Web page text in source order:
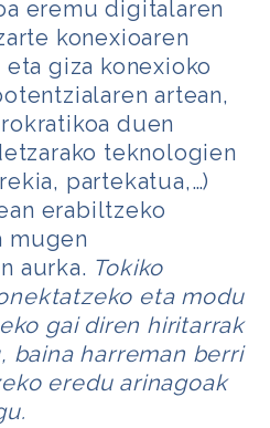
eremu digitalaren
konexioaren
giza konexioko
artean,
duen
teknologien
partekatua,…)
erabiltzeko
mugen
aurka. Tokiko
eta modu
gai diren hiritarrak
baina harreman berri
eredu arinagoak